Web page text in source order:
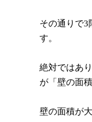
その通りで3
す。
絶対ではあ
が「壁の面
壁の面積が